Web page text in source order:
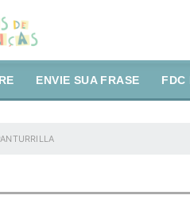
ENVIE SUA FRASE FDC